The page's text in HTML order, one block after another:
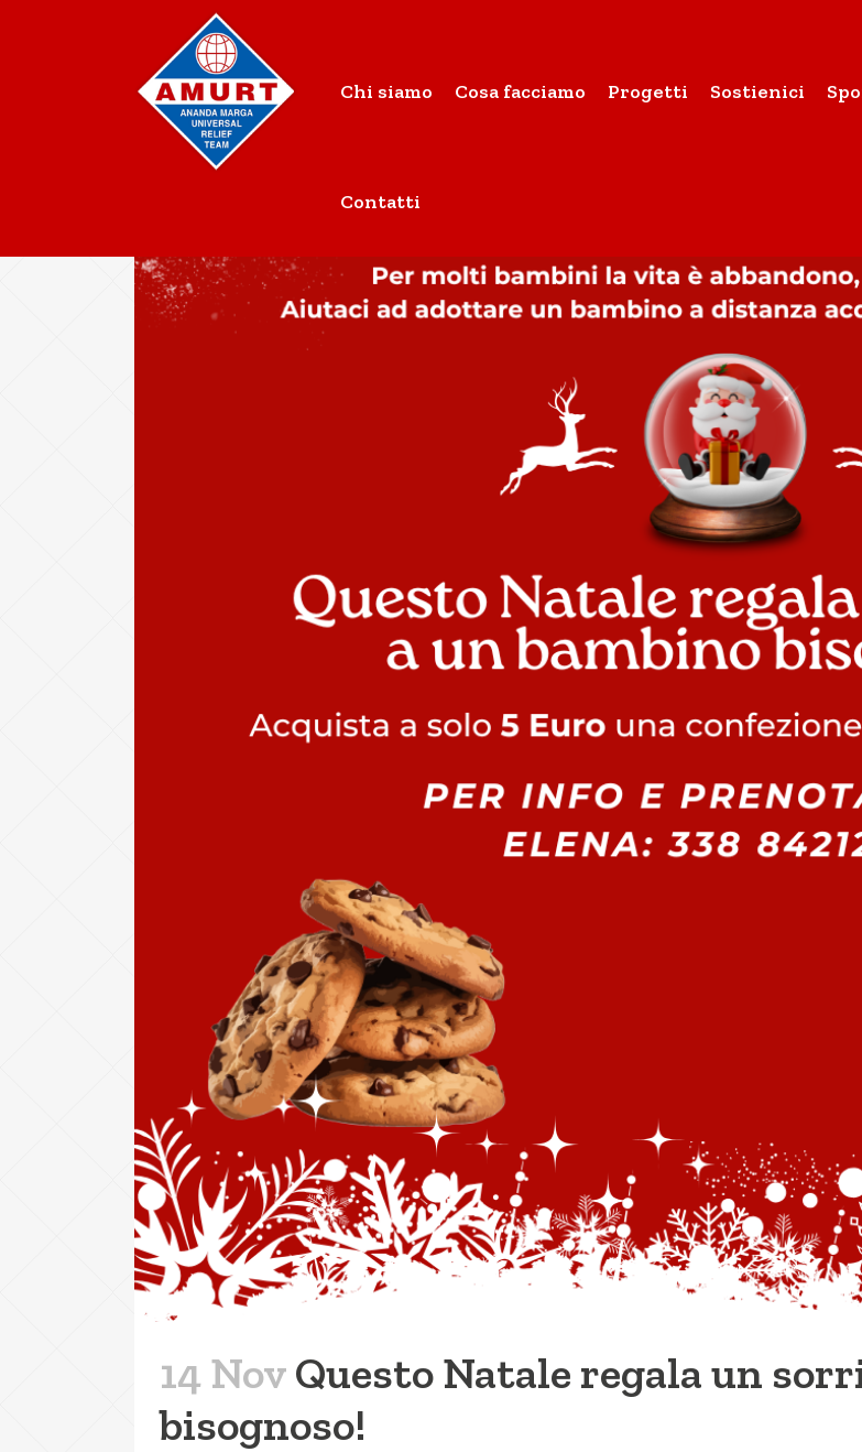
Chi siamo Cosa facciamo Progetti Sostienici
Contatti
14 NovQuesto Natale regala un
bisognoso!